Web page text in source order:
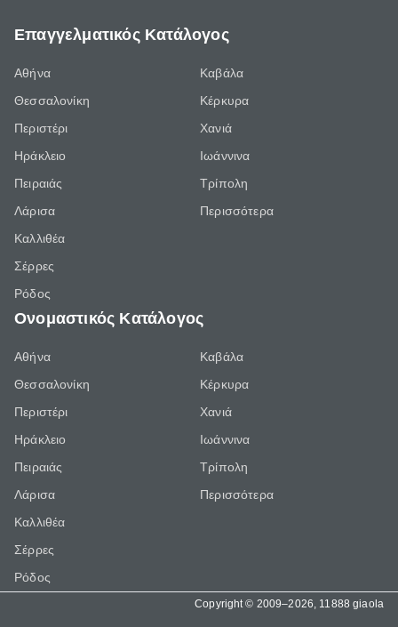
Επαγγελματικός Κατάλογος
Αθήνα
Θεσσαλονίκη
Περιστέρι
Ηράκλειο
Πειραιάς
Λάρισα
Καλλιθέα
Σέρρες
Ρόδος
Καβάλα
Κέρκυρα
Χανιά
Ιωάννινα
Τρίπολη
Περισσότερα
Ονομαστικός Κατάλογος
Αθήνα
Θεσσαλονίκη
Περιστέρι
Ηράκλειο
Πειραιάς
Λάρισα
Καλλιθέα
Σέρρες
Ρόδος
Καβάλα
Κέρκυρα
Χανιά
Ιωάννινα
Τρίπολη
Περισσότερα
Copyright © 2009–2026, 11888 giaola